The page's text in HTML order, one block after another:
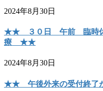
2024年8月30日
★★ ３０日 午前 臨時休
療 ★★
2024年8月30日
★★ 午後外来の受付終了